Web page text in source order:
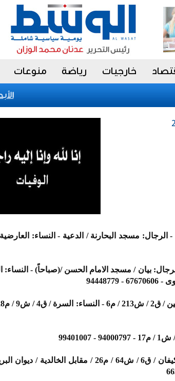
خارجيات رياضة منوعات
علي عبدالوهاب البريدي - 87 - شيع - الرجال: كيفان / ق6 / ش64 / م26 / مقابل